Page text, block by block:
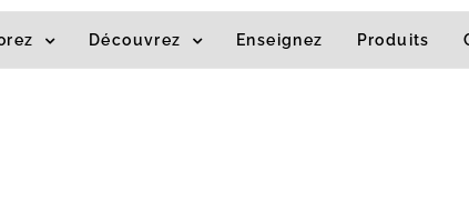
Découvrez Enseignez Produits